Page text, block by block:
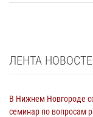
ЛЕНТА
В Нижнем Новгороде
семинар по вопросам